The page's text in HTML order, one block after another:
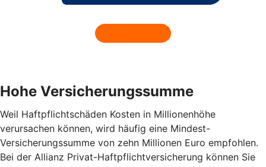
Hohe Versicherungssumme
Weil Haftpflichtschäden Kosten in Millionenhöhe
verursachen können, wird häufig eine Mindest-
Versicherungssumme von zehn Millionen Euro empfohlen.
Bei der Allianz Privat-Haftpflichtversicherung können Sie